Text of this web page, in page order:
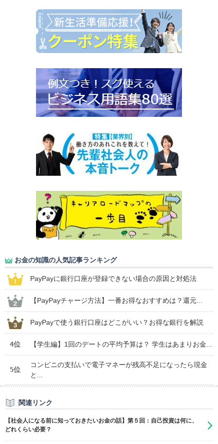
お金の知識の人気記事ランキング
PayPayに銀行口座が登録できない場合の原因と対処法
【PayPayチャージ方法】一番お得なおすすめは？還元...
PayPayで使う銀行口座はどこがいい？お得な銀行を解説
4位 【学生編】1回のデートの平均予算は？ 学生はあまりお金...
5位
コンビニの支払いで電子マネーが残高不足になったら現金
と...
関連リンク
【社会人になる前に知っておきたいお金の話】第５回：自己投資は何に、
どれくらい必要？